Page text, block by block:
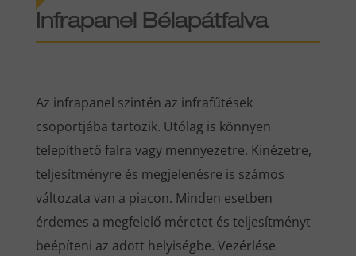
Infrapanel Bélapátfalva
Az infrapanel szintén az infrafűtések
csoportjába tartozik. Utólag is könnyen
telepíthető falra vagy mennyezetre. Kinézetre,
teljesítményre és megjelenésre is számos
változata van a piacon. Minden esetben
érdemes a megfelelő méretet és teljesítményt
beépíteni az adott helyiségbe. Vezérlése